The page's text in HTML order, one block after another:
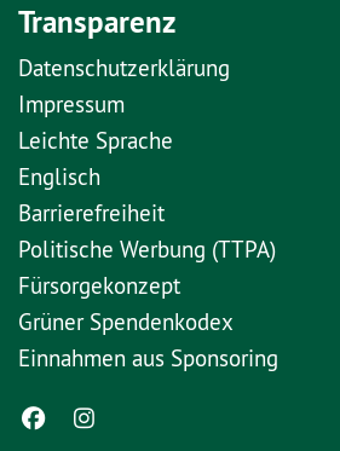
Transparenz
Datenschutzerklärung
Impressum
Leichte Sprache
Englisch
Barrierefreiheit
Politische Werbung (TTPA)
Fürsorgekonzept
Grüner Spendenkodex
Einnahmen aus Sponsoring